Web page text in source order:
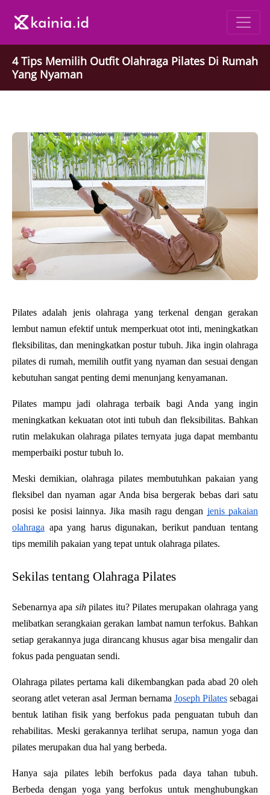
4 Tips Memilih Outfit Olahraga Pilates Di Rumah
Yang Nyaman
Pilates adalah jenis olahraga yang terkenal dengan gerakan
lembut namun efektif untuk memperkuat otot inti, meningkatkan
fleksibilitas, dan meningkatkan postur tubuh. Jika ingin olahraga
pilates di rumah, memilih outfit yang nyaman dan sesuai dengan
kebutuhan sangat penting demi menunjang kenyamanan.
Pilates mampu jadi olahraga terbaik bagi Anda yang ingin
meningkatkan kekuatan otot inti tubuh dan fleksibilitas. Bahkan
rutin melakukan olahraga pilates ternyata juga dapat membantu
memperbaiki postur tubuh lo.
Meski demikian, olahraga pilates membutuhkan pakaian yang
fleksibel dan nyaman agar Anda bisa bergerak bebas dari satu
posisi ke posisi lainnya. Jika masih ragu dengan jenis pakaian
olahraga apa yang harus digunakan, berikut panduan tentang
tips memilih pakaian yang tepat untuk olahraga pilates.
Sekilas tentang Olahraga Pilates
Sebenarnya apa sihpilates itu? Pilates merupakan olahraga yang
melibatkan serangkaian gerakan lambat namun terfokus. Bahkan
setiap gerakannya juga dirancang khusus agar bisa mengalir dan
fokus pada penguatan sendi.
Olahraga pilates pertama kali dikembangkan pada abad 20 oleh
seorang atlet veteran asal Jerman bernama Joseph Pilatessebagai
bentuk latihan fisik yang berfokus pada penguatan tubuh dan
rehabilitas. Meski gerakannya terlihat serupa, namun yoga dan
pilates merupakan dua hal yang berbeda.
Hanya saja pilates lebih berfokus pada daya tahan tubuh.
Berbeda dengan yoga yang berfokus untuk menghubungkan